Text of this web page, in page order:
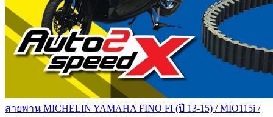
สายพาน MICHELIN YAMAHA FINO FI (ปี 13-15) / MIO115i /